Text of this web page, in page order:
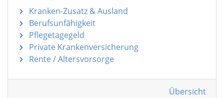
Kranken-Zusatz & Ausland
Berufsunfähigkeit
Pflegetagegeld
Private Krankenversicherung
Rente / Altersvorsorge
Übersicht